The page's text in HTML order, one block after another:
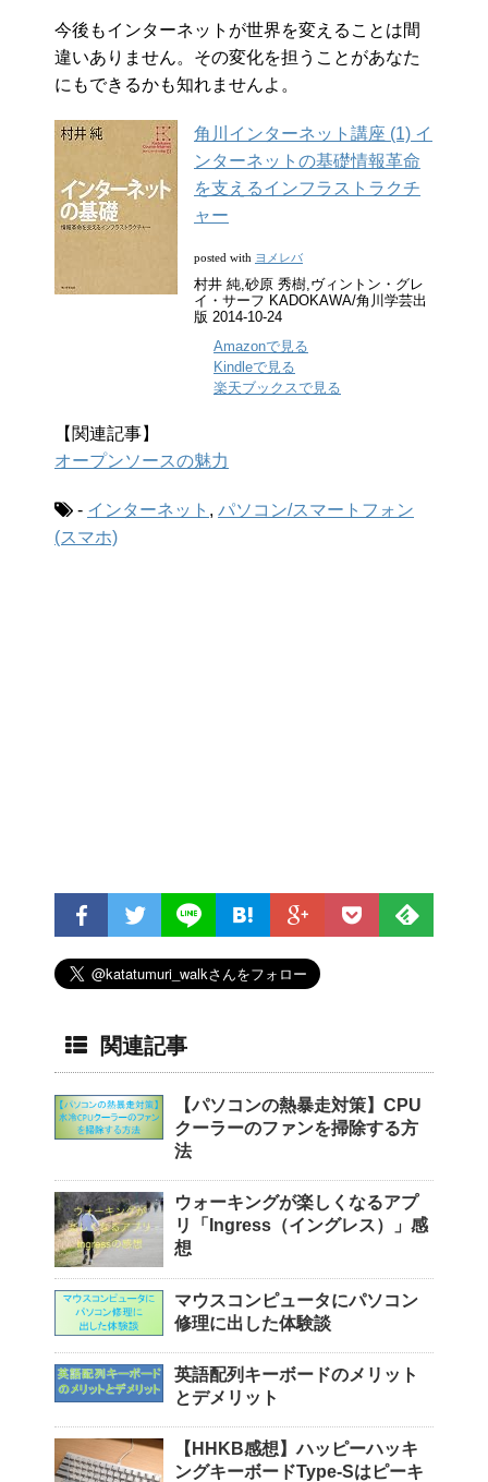
今後もインターネットが世界を変えることは間
違いありません。その変化を担うことがあなた
にもできるかも知れませんよ。
角川インターネット講座 (1) イ
ンターネットの基礎情報革命
を支えるインフラストラクチ
ャー
posted with ヨメレバ
村井 純,砂原 秀樹,ヴィントン・グレ
イ・サーフ KADOKAWA/角川学芸出
版 2014-10-24
Amazonで見る
Kindleで見る
楽天ブックスで見る
【関連記事】
オープンソースの魅力
- インターネット , パソコン/スマートフォン
(スマホ)
関連記事
【パソコンの熱暴走対策】CPU
クーラーのファンを掃除する方
法
ウォーキングが楽しくなるアプ
リ「Ingress（イングレス）」感
想
マウスコンピュータにパソコン
修理に出した体験談
英語配列キーボードのメリット
とデメリット
【HHKB感想】ハッピーハッキ
ングキーボードType-Sはピーキ